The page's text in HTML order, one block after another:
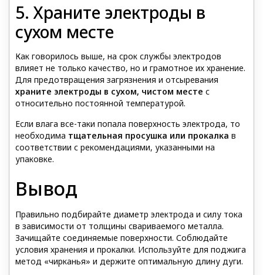
5. Храните электроды в
сухом месте
Как говорилось выше, на срок службы электродов
влияет не только качество, но и грамотное их хранение.
Для предотвращения загрязнения и отсыревания
храните электроды в сухом, чистом месте с
относительно постоянной температурой.
Если влага все-таки попала поверхность электрода, то
необходима тщательная просушка или прокалка в
соответствии с рекомендациями, указанными на
упаковке.
Вывод
Правильно подбирайте диаметр электрода и силу тока
в зависимости от толщины свариваемого металла.
Зачищайте соединяемые поверхности. Соблюдайте
условия хранения и прокалки. Используйте для поджига
метод «чирканья» и держите оптимальную длину дуги.